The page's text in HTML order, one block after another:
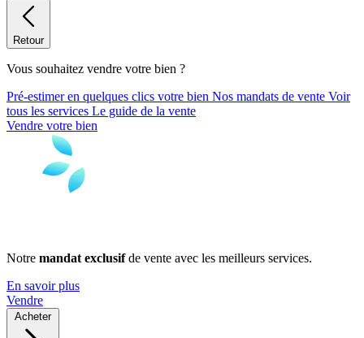
Retour
Vous souhaitez vendre votre bien ?
Pré-estimer en quelques clics votre bien Nos mandats de vente Voir
tous les services Le guide de la vente
Vendre votre bien
Notre mandat exclusifde vente avec les meilleurs services.
En savoir plus
Vendre
Acheter